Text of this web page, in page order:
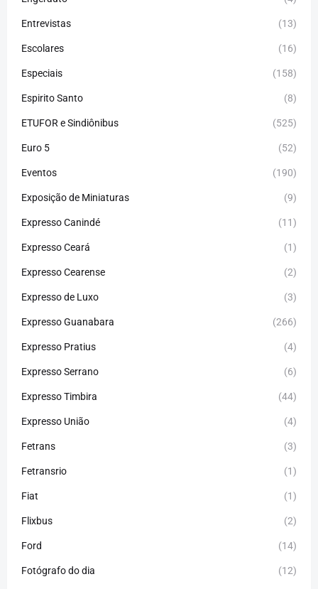
Entrevistas (13)
Escolares (16)
Especiais (158)
Espirito Santo (8)
ETUFOR e Sindiônibus (525)
Euro 5 (52)
Eventos (190)
Exposição de Miniaturas (9)
Expresso Canindé (11)
Expresso Ceará (1)
Expresso Cearense (2)
Expresso de Luxo (3)
Expresso Guanabara (266)
Expresso Pratius (4)
Expresso Serrano (6)
Expresso Timbira (44)
Expresso União (4)
Fetrans (3)
Fetransrio (1)
Fiat (1)
Flixbus (2)
Ford (14)
Fotógrafo do dia (12)